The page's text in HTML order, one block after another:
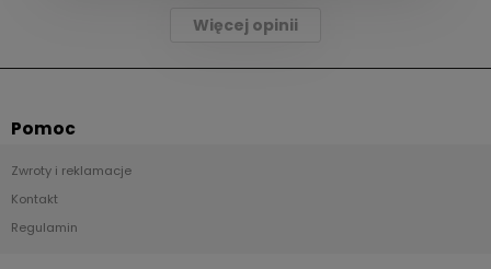
Więcej opinii
Pomoc
Zwroty i reklamacje
Kontakt
Regulamin